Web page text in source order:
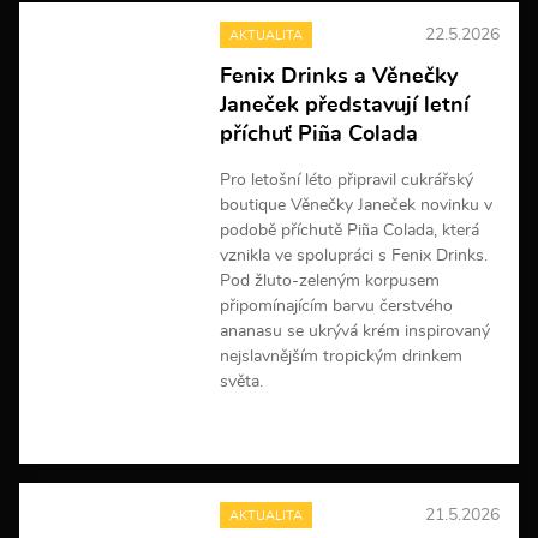
e
i
f
o
r
c
í
AKTUALITA 22.5.2026
Fenix Drinks a Věnečky
Janeček představují letní
příchuť Piña Colada
Pro letošní léto připravil cukrářský
boutique Věnečky Janeček novinku v
podobě příchutě Piña Colada, která
vznikla ve spolupráci s Fenix Drinks.
Pod žluto-zeleným korpusem
připomínajícím barvu čerstvého
ananasu se ukrývá krém inspirovaný
nejslavnějším tropickým drinkem
světa.
e
i
AKTUALITA 21.5.2026